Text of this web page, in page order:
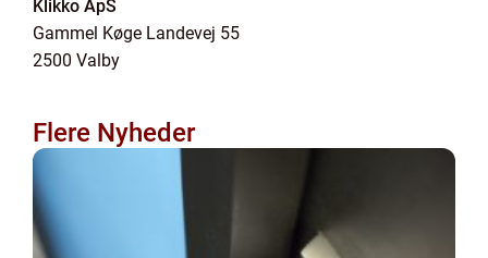
Klikko ApS
Gammel Køge Landevej 55
2500 Valby
Flere Nyheder